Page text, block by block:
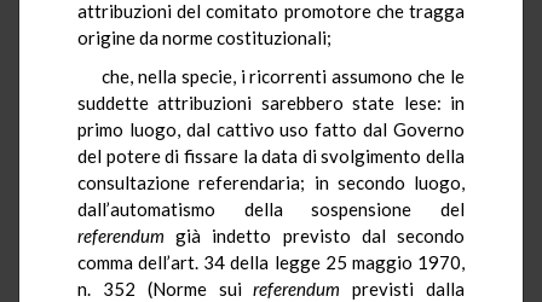
attribuzioni del comitato promotore che tragga
origine da norme costituzionali;
che, nella specie, i ricorrenti assumono che le
suddette attribuzioni sarebbero state lese: in
primo luogo, dal cattivo uso fatto dal Governo
del potere di fissare la data di svolgimento della
consultazione referendaria; in secondo luogo,
dall’automatismo della sospensione del
referendum già indetto previsto dal secondo
comma dell’art. 34 della legge 25 maggio 1970,
n. 352 (Norme suireferendum previsti dalla